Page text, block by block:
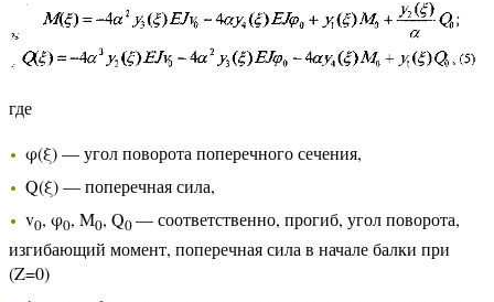
где
φ(ξ) — угол поворота поперечного сечения,
Q(ξ) — поперечная сила,
v0, φ0, M0, Q0— соответственно, прогиб, угол поворота,
изгибающий момент, поперечная сила в начале балки при
(Z=0)